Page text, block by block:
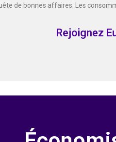
de bonnes affaires. Les
Rejoignez